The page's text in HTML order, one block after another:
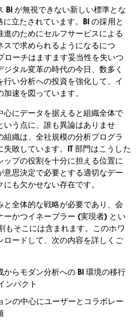
BI が無視できない新しい標準とな
に立たされています。BI の採用と
進のためにセルフサービスによる
スで求められるようになるにつ
ローチはますます妥当性を失いつ
タル変革の時代の今日、数多く
い分析への投資を強化して、イ
速を図っています。
心にデータを据えると組織全体で
いう点に、誰も異論はありませ
組織は、全社規模の分析プログラ
敗しています。IT 部門はこうした
ップの役割を十分に担える位置に
意思決定で必要とする適切なデー
も欠かせない存在です。
と全体的な戦略が必要であり、会
ーかつイネーブラー (実現者) とい
もそこには含まれます。このホワ
ロードして、次の内容を詳しくご
からモダン分析への BI 環境の移行
ンパクト
ンの中心にユーザーとコラボレー